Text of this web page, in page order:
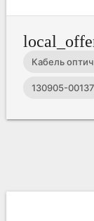
Кабель
130905-00137